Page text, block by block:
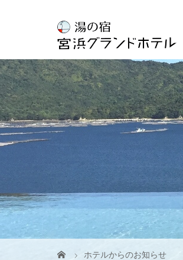
ホテルからのお知らせ